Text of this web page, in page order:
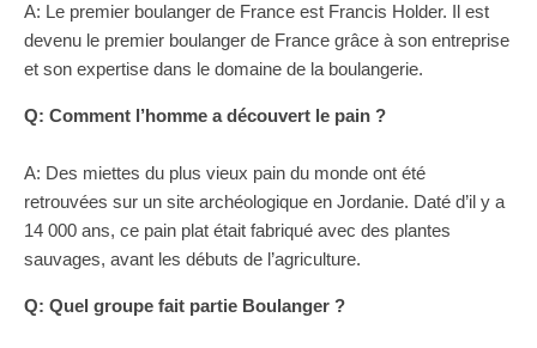
A: Le premier boulanger de France est Francis Holder. Il est
devenu le premier boulanger de France grâce à son entreprise
et son expertise dans le domaine de la boulangerie.
Q: Comment l’homme a découvert le pain ?
A: Des miettes du plus vieux pain du monde ont été
retrouvées sur un site archéologique en Jordanie. Daté d’il y a
14 000 ans, ce pain plat était fabriqué avec des plantes
sauvages, avant les débuts de l’agriculture.
Q: Quel groupe fait partie Boulanger ?